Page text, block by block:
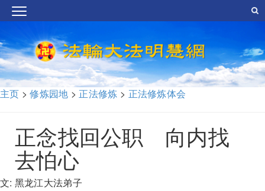
主页 >修炼园地 > 正法修炼 > 正法修炼体会
正念找回公职 向内找
去怕心
文: 黑龙江大法弟子